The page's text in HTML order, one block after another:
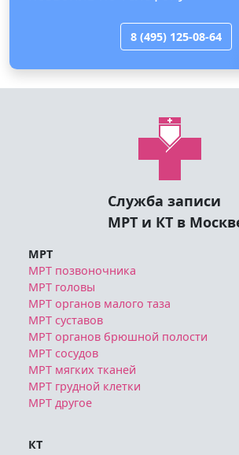
8 (495) 125-08-64
Служба записи
МРТ
МРТ позвоночника
МРТ головы
МРТ органов малого таза
МРТ суставов
МРТ органов брюшной полости
МРТ сосудов
МРТ мягких тканей
МРТ грудной клетки